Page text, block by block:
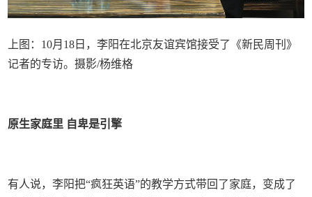
上图：10月18日，李阳在北京友谊宾馆接受了《新民周刊》
记者的专访。摄影/杨维格
原生家庭里 自卑是引擎
有人说，李阳把“疯狂英语”的教学方式带回了家庭，变成了